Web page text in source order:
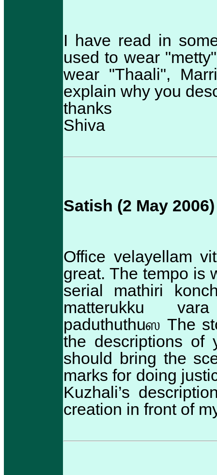
I have read in
used to wear
wear "Thaali",
explain why you
thanks
Shiva
Satish (2 May 2006)
Office velayellam
great. The tempo is
serial mathiri
matterukku vara
paduthuthuஸ The
the descriptions of
should bring the
marks for doing
Kuzhali’s
creation in front of